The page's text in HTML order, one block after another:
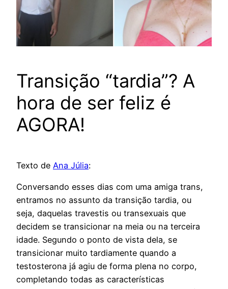
Transição “tardia”? A
hora de ser feliz é
AGORA!
Texto de Ana Júlia:
Conversando esses dias com uma amiga trans,
entramos no assunto da transição tardia, ou
seja, daquelas travestis ou transexuais que
decidem se transicionar na meia ou na terceira
idade. Segundo o ponto de vista dela, se
transicionar muito tardiamente quando a
testosterona já agiu de forma plena no corpo,
completando todas as características